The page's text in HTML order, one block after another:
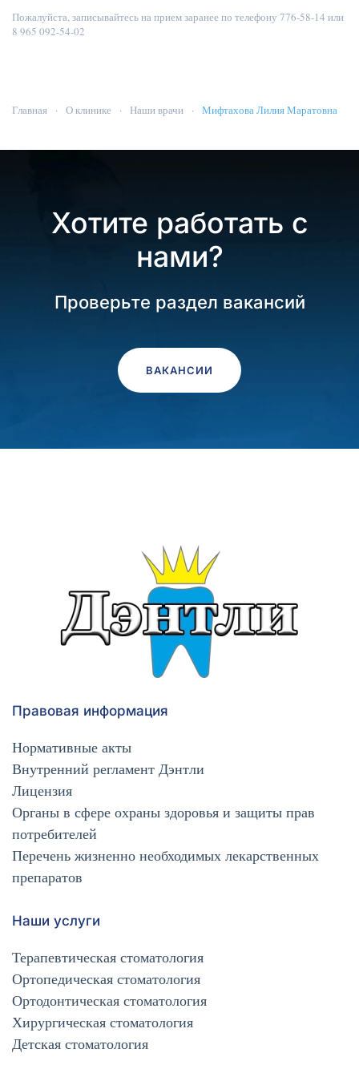
Пожалуйста, записывайтесь на прием заранее по телефону 776-58-14 или
8 965 092-54-02
Главная О клинике Наши врачи Мифтахова Лилия Маратовна
Хотите работать с
нами?
Проверьте раздел вакансий
ВАКАНСИИ
Правовая информация
Нормативные акты
Внутренний регламент Дэнтли
Лицензия
Органы в сфере охраны здоровья и защиты прав
потребителей
Перечень жизненно необходимых лекарственных
препаратов
Наши услуги
Терапевтическая стоматология
Ортопедическая стоматология
Ортодонтическая стоматология
Хирургическая стоматология
Детская стоматология